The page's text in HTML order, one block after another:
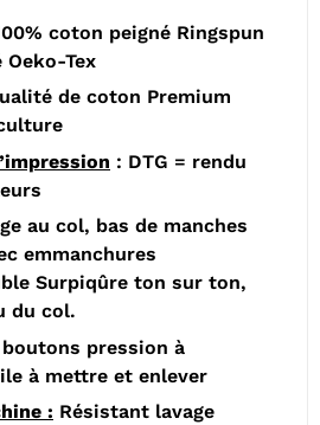
coton peigné Ringspun
Tex
ualité de coton Premium
: DTG = rendu
au col, bas de manches
emmanchures
Surpiqûre ton sur ton,
du col.
pression à
à mettre et enlever
: Résistant lavage